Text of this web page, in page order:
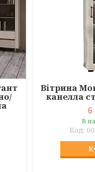
Вітрина
канелла
6
В